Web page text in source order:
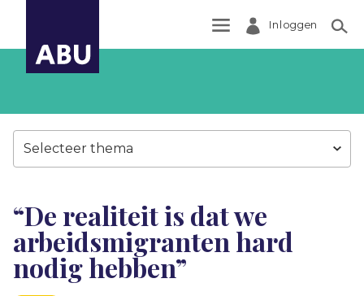
Inloggen
Selecteer thema
“De realiteit is dat we
arbeidsmigranten hard
nodig hebben”